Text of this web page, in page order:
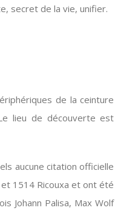
secret de la vie, unifier.
de la ceinture
lieu de découverte est
aucune citation officielle
1514 Ricouxa et ont été
Johann Palisa, Max Wolf